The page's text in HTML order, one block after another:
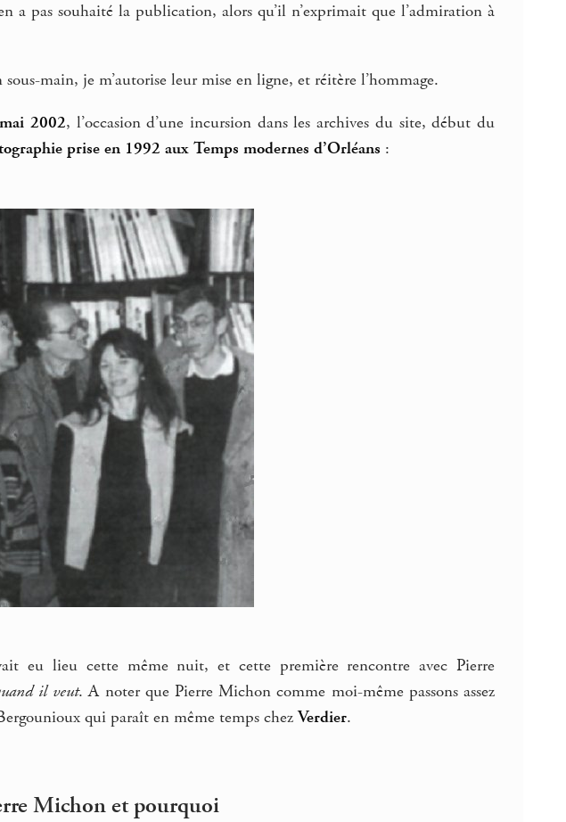
a pas souhaité la publication, alors qu’il n’exprimait que l’admiration à
main, je m’autorise leur mise en ligne, et réitère l’hommage.
2002, l’occasion d’une incursion dans les archives du site, début du
prise en 1992 aux Temps modernes d’Orléans :
eu lieu cette même nuit, et cette première rencontre avec Pierre
il veut. A noter que Pierre Michon comme moi-même passons assez
qui paraît en même temps chezVerdier.
Michon et pourquoi